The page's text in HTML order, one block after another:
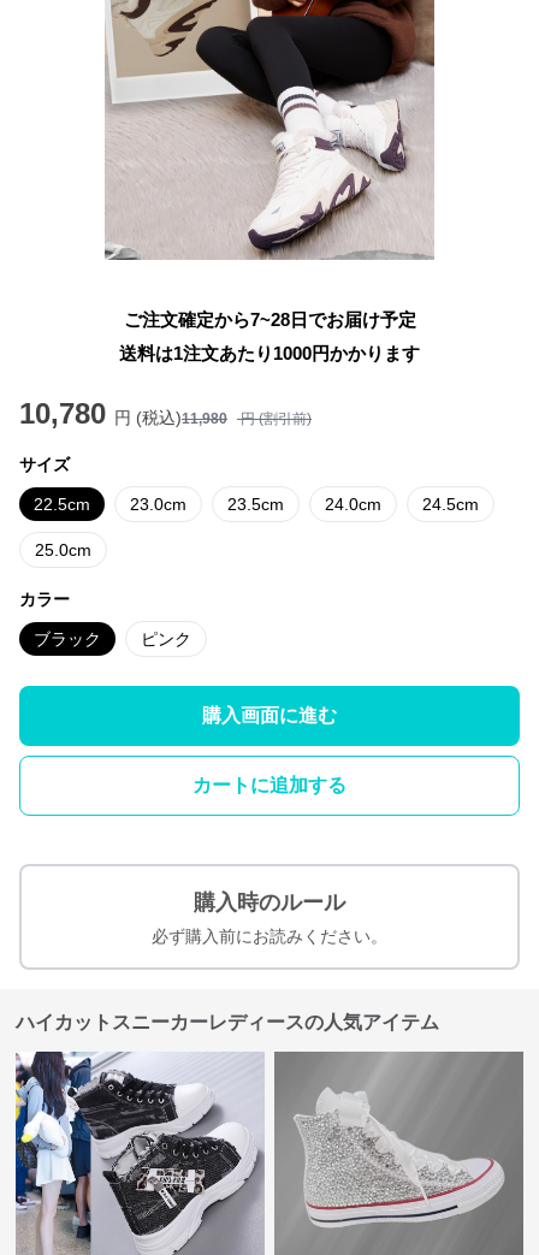
ご注文確定から7~28日でお届け予定
送料は1注文あたり 1000円かかります
10,780 円 (税込)11,980 円 (割引前)
サイズ
22.5cm 23.0cm 23.5cm 24.0cm 24.5cm
25.0cm
カラー
ブラック ピンク
購入画面に進む
カートに追加する
購入時のルール
必ず購入前にお読みください。
ハイカットスニーカーレディースの人気アイテム